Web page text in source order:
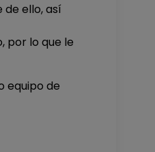
ello, así
por lo que le
equipo de